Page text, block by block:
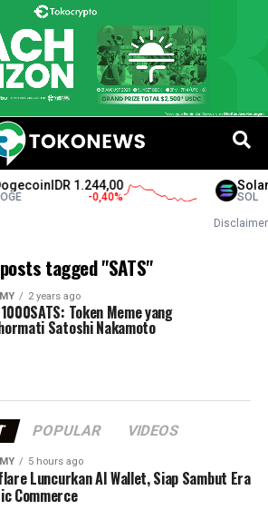
IDR 1.244,00
-0,40% SOL
Disclaimer
tagged "SATS"
2 years ago
Token Meme yang
Satoshi Nakamoto
POPULAR VIDEOS
5 hours ago
Luncurkan AI Wallet, Siap Sambut Era
Commerce